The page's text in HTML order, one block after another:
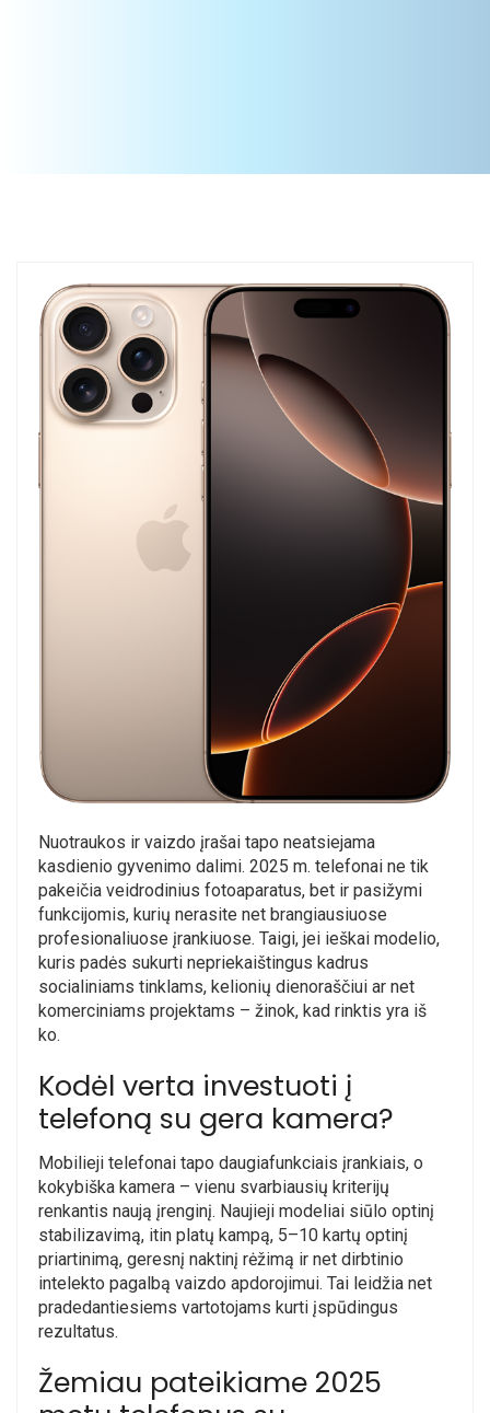
Nuotraukos ir vaizdo įrašai tapo neatsiejama
kasdienio gyvenimo dalimi. 2025 m. telefonai ne tik
pakeičia veidrodinius fotoaparatus, bet ir pasižymi
funkcijomis, kurių nerasite net brangiausiuose
profesionaliuose įrankiuose. Taigi, jei ieškai modelio,
kuris padės sukurti nepriekaištingus kadrus
socialiniams tinklams, kelionių dienoraščiui ar net
komerciniams projektams – žinok, kad rinktis yra iš
ko.
Kodėl verta investuoti į
telefoną su gera kamera?
Mobilieji telefonai tapo daugiafunkciais įrankiais, o
kokybiška kamera – vienu svarbiausių kriterijų
renkantis naują įrenginį. Naujieji modeliai siūlo optinį
stabilizavimą, itin platų kampą, 5–10 kartų optinį
priartinimą, geresnį naktinį rėžimą ir net dirbtinio
intelekto pagalbą vaizdo apdorojimui. Tai leidžia net
pradedantiesiems vartotojams kurti įspūdingus
rezultatus.
Žemiau pateikiame 2025